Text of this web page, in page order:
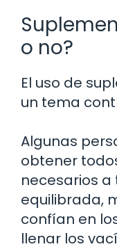
o no?
El uso de
un tema
Algunas
obtener
necesarios
equilibrada,
confían en
llenar los